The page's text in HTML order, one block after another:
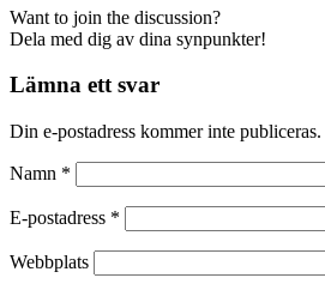
Want to join the discussion?
Dela med dig av dina synpunkter!
Lämna ett svar
Din e-postadress kommer inte publiceras.
Namn *
E-postadress *
Webbplats